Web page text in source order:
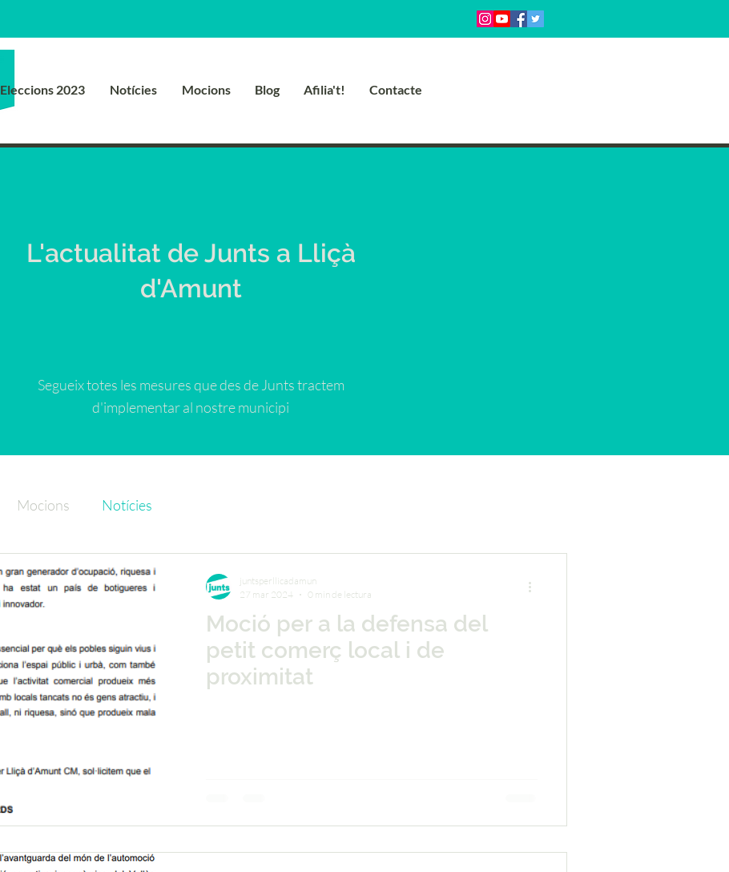
Eleccions 2023 Notícies Mocions Blog Afilia't! Contacte
L'actualitat de Junts a Lliçà
d'Amunt
Segueix totes les mesures que des de Junts tractem
d'implementar al nostre municipi
Mocions Notícies
Moció per a la defensa del
petit comerç local i de
proximitat
juntsperllicadamun
27 mar 2024
0 min de lectura